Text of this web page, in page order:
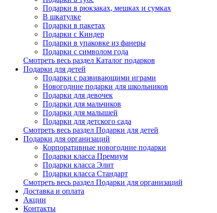
Подарки в рюкзаках, мешках и сумках
В шкатулке
Подарки в пакетах
Подарки с Киндер
Подарки в упаковке из фанеры
Подарки с символом года
Смотреть весь раздел Каталог подарков
Подарки для детей
Подарки с развивающими играми
Новогодние подарки для школьников
Подарки для девочек
Подарки для мальчиков
Подарки для малышей
Подарки для детского сада
Смотреть весь раздел Подарки для детей
Подарки для организаций
Корпоративные новогодние подарки
Подарки класса Премиум
Подарки класса Элит
Подарки класса Стандарт
Смотреть весь раздел Подарки для организаций
Доставка и оплата
Акции
Контакты